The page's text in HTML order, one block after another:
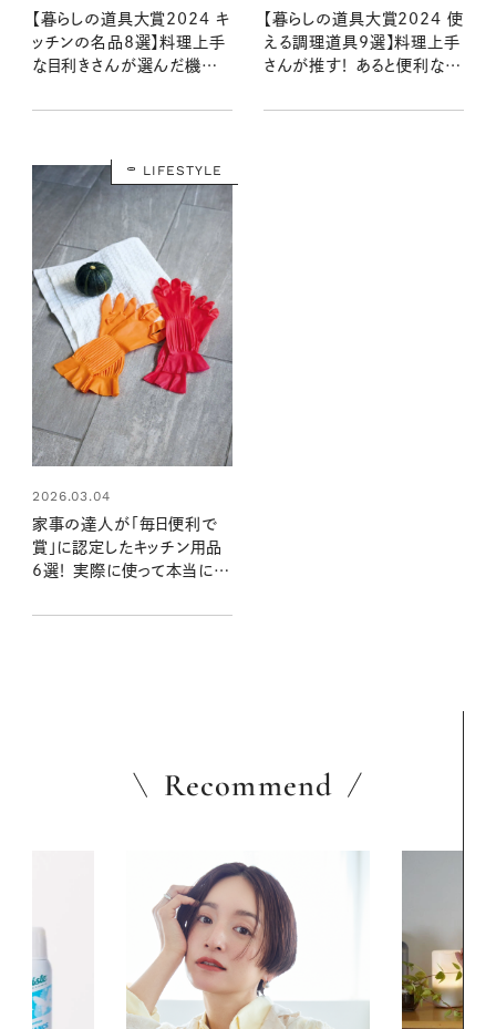
【暮らしの道具大賞2024 キ
ッチンの名品8選】料理上手
な目利きさんが選んだ機能
【暮らしの道具大賞2024 使
える調理道具9選】料理上手
さんが推す！ あると便利な優
LIFESTYLE
2026.03.04
家事の達人が「毎日便利で
賞」に認定したキッチン用品
6選！ 実際に使って本当に便
しの道具大賞2025
Recommend